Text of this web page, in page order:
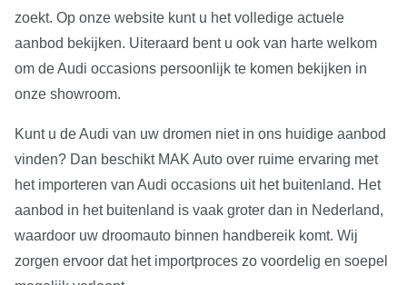
zoekt. Op onze website kunt u het volledige actuele
aanbod bekijken. Uiteraard bent u ook van harte welkom
om de Audi occasions persoonlijk te komen bekijken in
onze showroom.
Kunt u de Audi van uw dromen niet in ons huidige aanbod
vinden? Dan beschikt MAK Auto over ruime ervaring met
het importeren van Audi occasions uit het buitenland. Het
aanbod in het buitenland is vaak groter dan in Nederland,
waardoor uw droomauto binnen handbereik komt. Wij
zorgen ervoor dat het importproces zo voordelig en soepel